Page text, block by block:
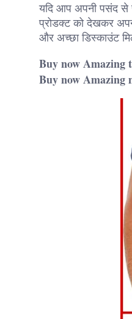
यदि आप अपनी पसंद से
प्रोडक्ट को देखकर
और अच्छा डिस्काउंट
Buy now Amazing
Buy now Amazing